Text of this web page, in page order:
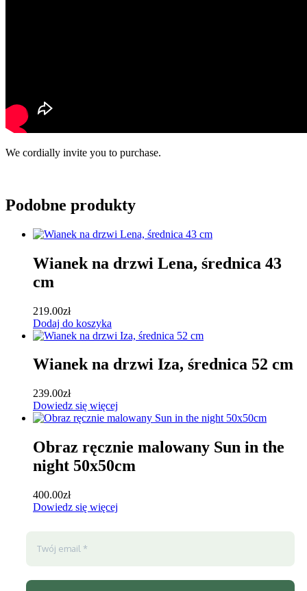
We cordially invite you to purchase.
Podobne produkty
Wianek na drzwi Lena, średnica 43
cm
219.00zł
Dodaj do koszyka
Wianek na drzwi Iza, średnica 52 cm
239.00zł
Dowiedz się więcej
Obraz ręcznie malowany Sun in the
night 50x50cm
400.00zł
Dowiedz się więcej